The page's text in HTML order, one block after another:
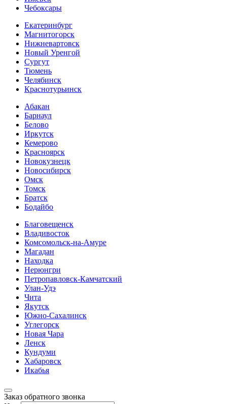
Чебоксары
Екатеринбург
Магнитогорск
Нижневартовск
Новый Уренгой
Сургут
Тюмень
Челябинск
Краснотурьинск
Абакан
Барнаул
Белово
Иркутск
Кемерово
Красноярск
Новокузнецк
Новосибирск
Омск
Томск
Братск
Бодайбо
Благовещенск
Владивосток
Комсомольск-на-Амуре
Магадан
Находка
Нерюнгри
Петропавловск-Камчатский
Улан-Удэ
Чита
Якутск
Южно-Сахалинск
Углегорск
Новая Чара
Ленск
Кундуми
Хабаровск
Икабья
Заказ обратного звонка